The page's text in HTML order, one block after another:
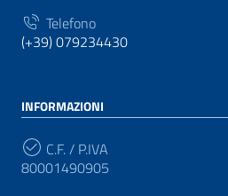
Telefono
(+39) 079234430
INFORMAZIONI
C.F. / P.IVA
80001490905